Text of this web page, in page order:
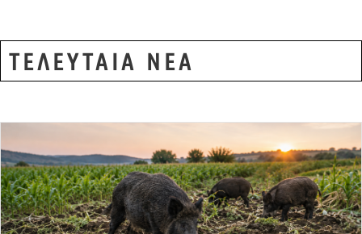
ΤΕΛΕΥΤΑΙΑ ΝΕΑ